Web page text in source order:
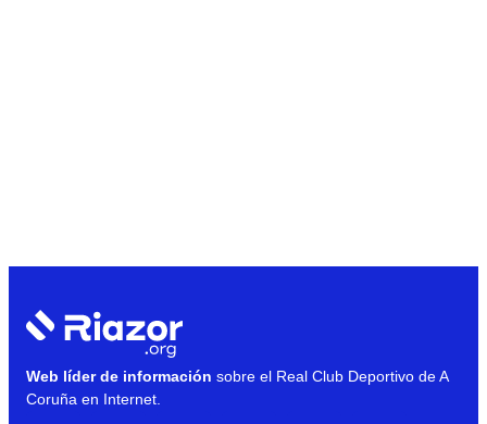
Web líder de información sobre el Real Club Deportivo de A
Coruña en Internet.